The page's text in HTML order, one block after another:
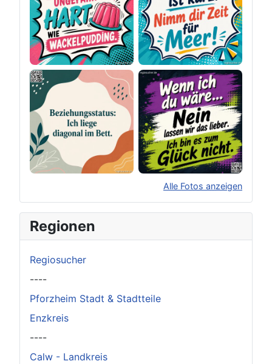
Alle Fotos anzeigen
Original herunterladen
Regionen
Regiosucher
----
Pforzheim Stadt & Stadtteile
Enzkreis
----
Calw - Landkreis